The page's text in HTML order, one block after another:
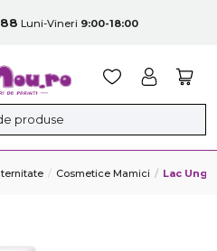
Luni-Vineri 9:00-18:00
Cosmetice Mamici Lac